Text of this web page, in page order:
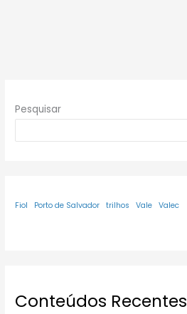
Pesquisar
Fiol Porto de Salvador trilhos Vale Valec
Conteúdos Recentes